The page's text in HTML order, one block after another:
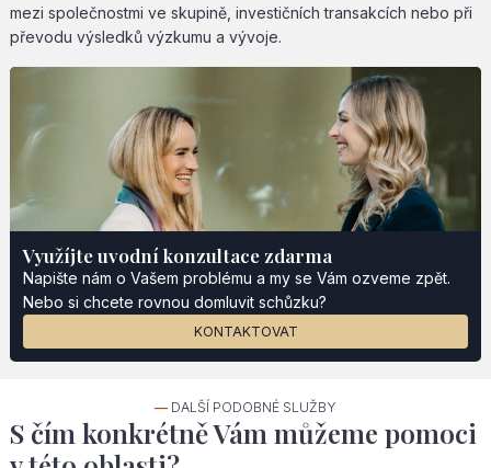
mezi společnostmi ve skupině, investičních transakcích nebo při
převodu výsledků výzkumu a vývoje.
Využíjte uvodní konzultace zdarma
Napište nám o Vašem problému a my se Vám ozveme zpět.
Nebo si chcete rovnou domluvit schůzku?
KONTAKTOVAT
— DALŠÍ PODOBNÉ SLUŽBY
S čím konkrétně Vám můžeme pomoci